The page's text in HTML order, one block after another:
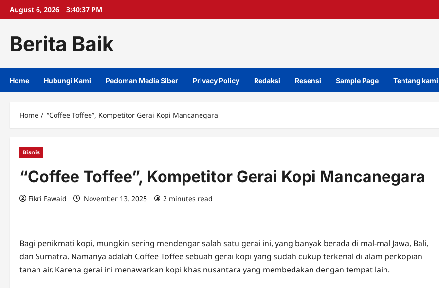
SkipAugust 6, 2026 3:40:37 PM
Berita Baik
Home Hubungi Kami Pedoman Media Siber Privacy Policy Redaksi Resensi Sample Page Tentang kami
Home “Coffee Toffee”, Kompetitor Gerai Kopi Mancanegara
Bisnis
“Coffee Toffee”, Kompetitor Gerai Kopi Mancanegara
Fikri Fawaid November 13, 2025 2 minutes read
Bagi penikmati kopi, mungkin sering mendengar salah satu gerai ini, yang banyak berada di mal-mal Jawa, Bali,
dan Sumatra. Namanya adalah Coffee Toffee sebuah gerai kopi yang sudah cukup terkenal di alam perkopian
tanah air. Karena gerai ini menawarkan kopi khas nusantara yang membedakan dengan tempat lain.